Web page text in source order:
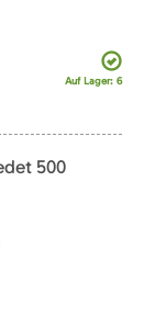
Auf Lager: 6
500